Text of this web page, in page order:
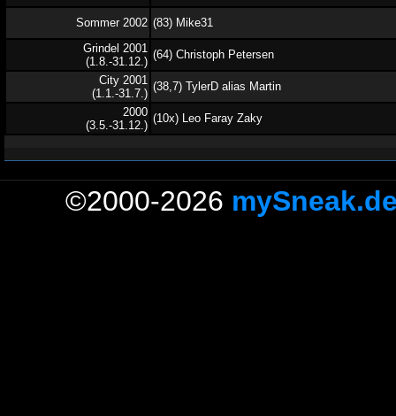
Sommer 2002 (83) Mike31
Grindel 2001
(1.8.-31.12.)
(64) Christoph Petersen
City 2001
(1.1.-31.7.)
(38,7) TylerD alias Martin
2000
(3.5.-31.12.)
(10x) Leo Faray Zaky
©2000-2026